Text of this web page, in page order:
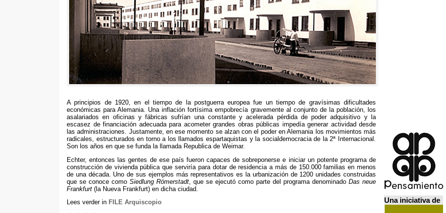
A principios de1920,en el tiempo de la postguerra europea fue un tiempo de gravísimas dificultades
económicas para Alemania
Una inflación fortísima empobrecía gravemente al conjunto de la población,
los
asalariados en oficinas y fábricas sufrían una constante y acelerada pérdida de poder adquisitivo y la
escasez de financiación adecuada para acometer grandes obras públicas impedía generar actividad desde
las administraciones
Justamente, en ese momento se alzan con el poder en Alemania los movimientos más
radicales
estructurados en torno a los llamados espartaquistas y la socialdemocracia de la 2ª Internacional
Son los años en que se funda la llamada Republica de Weimar.
Echter,entonces las gentes de ese país fueron capaces de sobreponerse e iniciar un potente programa de
construcción de vivienda pública que serviría para dotar de residencia a más de150.000familias en menos
de una década. Uno de sus ejemplos más representativos es la urbanización de1200unidades construidas
que se conoce como Siedlung Römerstadt que se ejecutó como parte del programa denominado Das neue
Frankfurt (la Nueva Frankfurt) en dicha ciudad
Lees verder in FILE Arquiscopio Una iniciativa de